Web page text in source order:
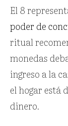
El 8
poder de
ritual
monedas
ingreso a la
el hogar está
dinero.